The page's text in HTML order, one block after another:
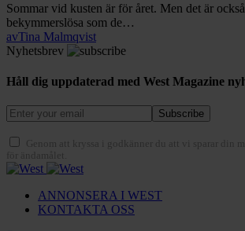
Sommar vid kusten är för året. Men det är
bekymmerslösa som de…
avTina Malmqvist
Nyhetsbrev
Håll dig uppdaterad med West Magazine
Subscribe
Genom att kryssa i godkänner du att vi sparar din
för ändamålet.
ANNONSERA I WEST
KONTAKTA OSS